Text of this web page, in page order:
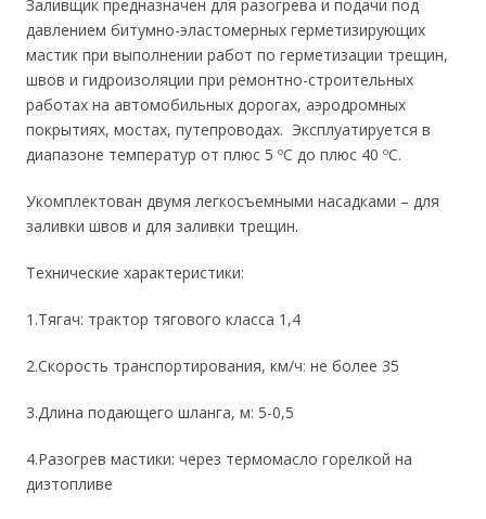
Заливщик предназначен для разогрева и подачи под
давлением битумно-эластомерных герметизирующих
мастик при выполнении работ по герметизации трещин,
швов и гидроизоляции при ремонтно-строительных
работах на автомобильных дорогах, аэродромных
покрытиях, мостах, путепроводах. Эксплуатируется в
диапазоне температур от плюс 5 ºС до плюс 40 ºС.
Укомплектован двумя легкосъемными насадками – для
заливки швов и для заливки трещин.
Технические характеристики:
1.Тягач: трактор тягового класса 1,4
2.Скорость транспортирования, км/ч: не более 35
3.Длина подающего шланга, м: 5-0,5
4.Разогрев мастики: через термомасло горелкой на
дизтопливе